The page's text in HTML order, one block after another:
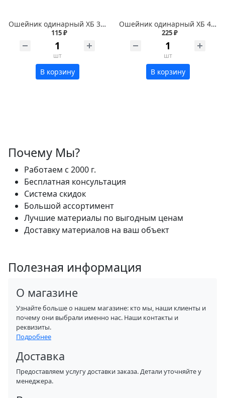
Ошейник одинарный ХБ 35мм*65см
115 ₽
шт
В корзину
Ошейник одинарный ХБ 45мм*80см
225 ₽
шт
В корзину
Почему Мы?
Работаем с 2000 г.
Бесплатная консультация
Система скидок
Большой ассортимент
Лучшие материалы по выгодным ценам
Доставку материалов на ваш объект
Полезная информация
О магазине
Узнайте больше о нашем магазине: кто мы, наши клиенты и
почему они выбрали именно нас. Наши контакты и
реквизиты.
Подробнее
Доставка
Предоставляем услугу доставки заказа. Детали уточняйте у
менеджера.